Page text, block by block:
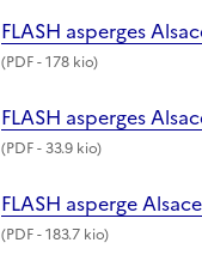
FLASH asperges
(PDF- 178 kio)
FLASH asperges
(PDF- 33.9 kio)
FLASH asperge
(PDF- 183.7 kio)